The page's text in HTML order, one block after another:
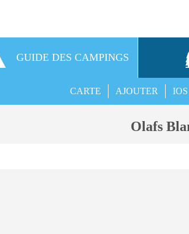
GUIDE DES CAMPINGS
IOS
AJOUTER
CARTE
Olafs